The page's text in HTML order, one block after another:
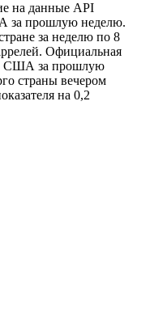
на данные API
за прошлую неделю.
за неделю по 8
Официальная
в США за прошлую
страны вечером
на 0,2